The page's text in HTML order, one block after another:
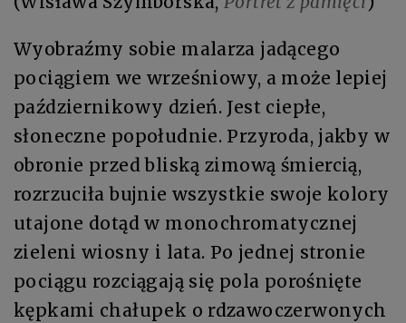
Wyobraźmy sobie malarza jadącego
pociągiem we wrześniowy, a może lepiej
październikowy dzień. Jest ciepłe,
słoneczne popołudnie. Przyroda, jakby w
obronie przed bliską zimową śmiercią,
rozrzuciła bujnie wszystkie swoje kolory
utajone dotąd w monochromatycznej
zieleni wiosny i lata. Po jed­nej stro­nie
po­cią­gu roz­cią­ga­ją się po­la po­ro­śnię­te
kęp­ka­mi cha­łu­pek o rdza­woczer­wo­nych